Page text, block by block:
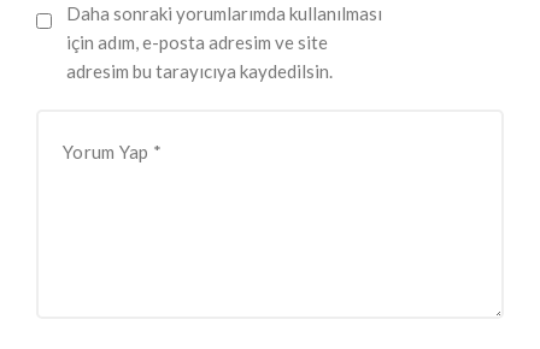
Daha sonraki yorumlarımda kullanılması
için adım, e-posta adresim ve site
adresim bu tarayıcıya kaydedilsin.